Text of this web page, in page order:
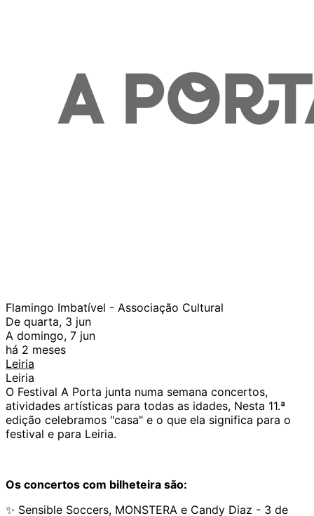
Flamingo Imbatível - Associação Cultural
De quarta, 3 jun
A domingo, 7 jun
há 2 meses
Leiria
Leiria
O Festival A Porta junta numa semana concertos,
atividades artísticas para todas as idades, Nesta 11.ª
edição celebramos "casa" e o que ela significa para o
festival e para Leiria.
Os concertos com bilheteira são:
✨ Sensible Soccers, MONSTERA e Candy Diaz - 3 de